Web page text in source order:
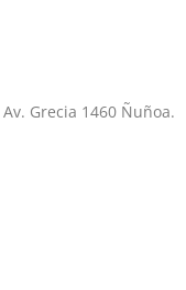
Av. Grecia 1460 Ñuñoa.